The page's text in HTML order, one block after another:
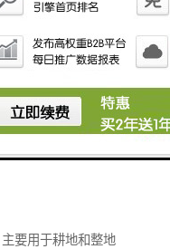
分。
，可以切割和清理
洁。
的耕作和整地作
减轻人工劳动强
要用于耕地和整地